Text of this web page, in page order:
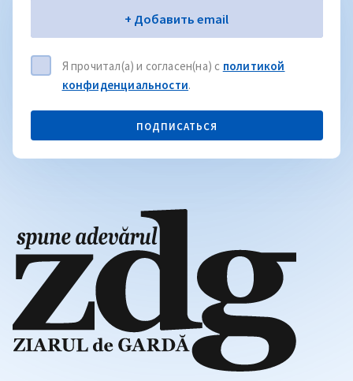
Электронная почта+ Добавить email
Я прочитал(а) и согласен(на) с политикой
конфиденциальности.
ПОДПИСАТЬСЯ